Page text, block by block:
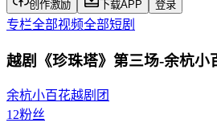
创作激励 下载APP 登录
专栏全部视频全部短剧
越剧《珍珠塔》第三场-余杭小
余杭小百花越剧团
12粉丝